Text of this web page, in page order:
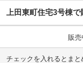
上田東町住宅3号棟
販売
チェックを入れるとまと